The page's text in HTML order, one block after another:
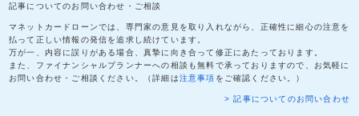
記事についてのお問い合わせ・ご相談
マネットカードローンでは、専門家の意見を取り入れながら、正確性に細心の注意を
払って正しい情報の発信を追求し続けています。
万が一、内容に誤りがある場合、真摯に向き合って修正にあたっております。
また、ファイナンシャルプランナーへの相談も無料で承っておりますので、お気軽に
お問い合わせ・ご相談ください。（詳細は注意事項 をご確認ください。）
> 記事についてのお問い合わせ